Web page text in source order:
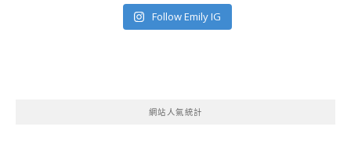
Follow Emily IG
網站人氣統計